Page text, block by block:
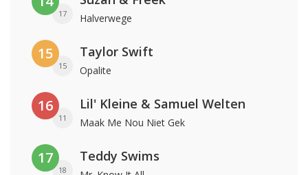
17 Halverwege
15
15
Taylor Swift
Opalite
16
11
Lil' Kleine & Samuel Welten
Maak Me Nou Niet Gek
17
18
Teddy Swims